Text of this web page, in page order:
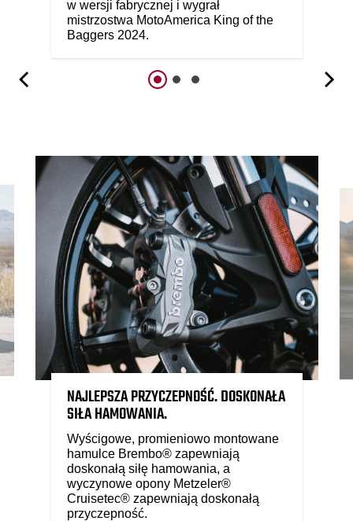
w wersji fabrycznej i wygrał
mistrzostwa MotoAmerica King of the
Baggers 2024.
NAJLEPSZA PRZYCZEPNOŚĆ. DOSKONAŁA
SIŁA HAMOWANIA.
Wyścigowe, promieniowo montowane
hamulce Brembo® zapewniają
doskonałą siłę hamowania, a
wyczynowe opony Metzeler®
Cruisetec® zapewniają doskonałą
przyczepność.